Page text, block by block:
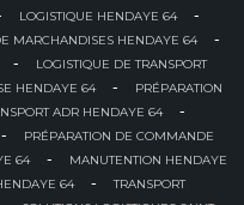
LOGISTIQUE HENDAYE 64 -
MARCHANDISES HENDAYE 64 -
-
LOGISTIQUE DE TRANSPORT
HENDAYE 64 -
PRÉPARATION
ADR HENDAYE 64 -
-
PRÉPARATION DE COMMANDE
64 -
MANUTENTION HENDAYE
64 -
TRANSPORT